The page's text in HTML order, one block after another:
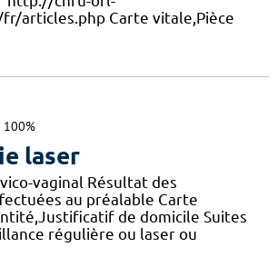
articles.php Carte vitale,Pièce
100%
laser
vaginal Résultat des
au préalable Carte
de domicile Suites
régulière ou laser ou